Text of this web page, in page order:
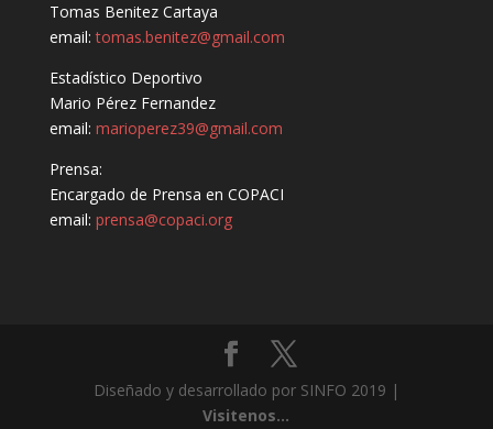
Tomas Benitez Cartaya
email:tomas.benitez@gmail.com
Estadístico Deportivo
Mario Pérez Fernandez
email: marioperez39@gmail.com
Prensa:
Encargado de Prensa en COPACI
email: prensa@copaci.org
Diseñado y desarrollado por SINFO 2019 |
Visitenos...